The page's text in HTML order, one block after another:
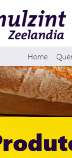
Home